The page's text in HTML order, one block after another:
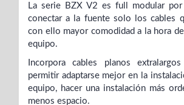
La serie BZX V2 es full modular
conectar a la fuente solo los cables
con ello mayor comodidad a la hora
equipo.
Incorpora cables planos
permitir adaptarse mejor en la
equipo, hacer una instalación más
menos espacio.